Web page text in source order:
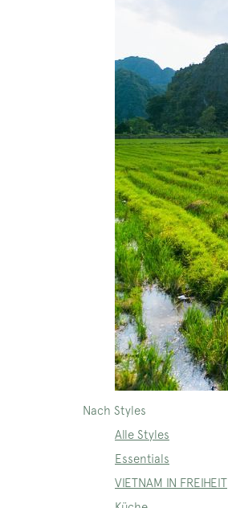
Nach Styles
Alle Styles
Essentials
VIETNAM IN FREIHEIT